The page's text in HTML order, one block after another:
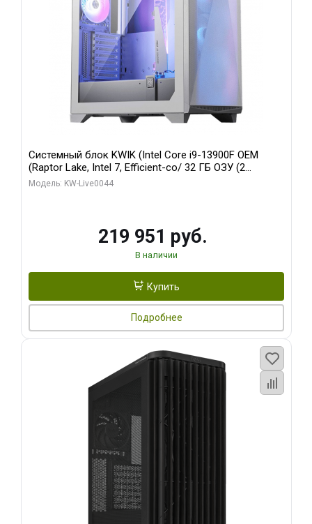
Системный блок KWIK (Intel Core i9-13900F OEM
(Raptor Lake, Intel 7, Efficient-co/ 32 ГБ ОЗУ (2
модуля)/ Gigabyte RTX5070Ti AERO OC 16GB GDDR7
Модель: KW-Live0044
219 951 руб.
В наличии
Купить
Подробнее